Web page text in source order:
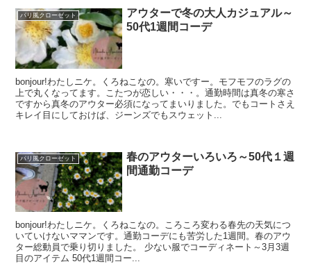
パリ風クローゼット
アウターで冬の大人カジュアル～
50代1週間コーデ
bonjour!わたしニケ。くろねこなの。寒いですー。モフモフのラグの
上で丸くなってます。こたつが恋しい・・・。通勤時間は真冬の寒さ
ですから真冬のアウター必須になってまいりました。でもコートさえ
キレイ目にしておけば、ジーンズでもスウェット...
パリ風クローゼット
春のアウターいろいろ～50代１週
間通勤コーデ
bonjour!わたしニケ。くろねこなの。ころころ変わる春先の天気につ
いていけないママンです。通勤コーデにも苦労した1週間。春のアウ
ター総動員で乗り切りました。 少ない服でコーディネート～3月3週
目のアイテム 50代1週間コー...